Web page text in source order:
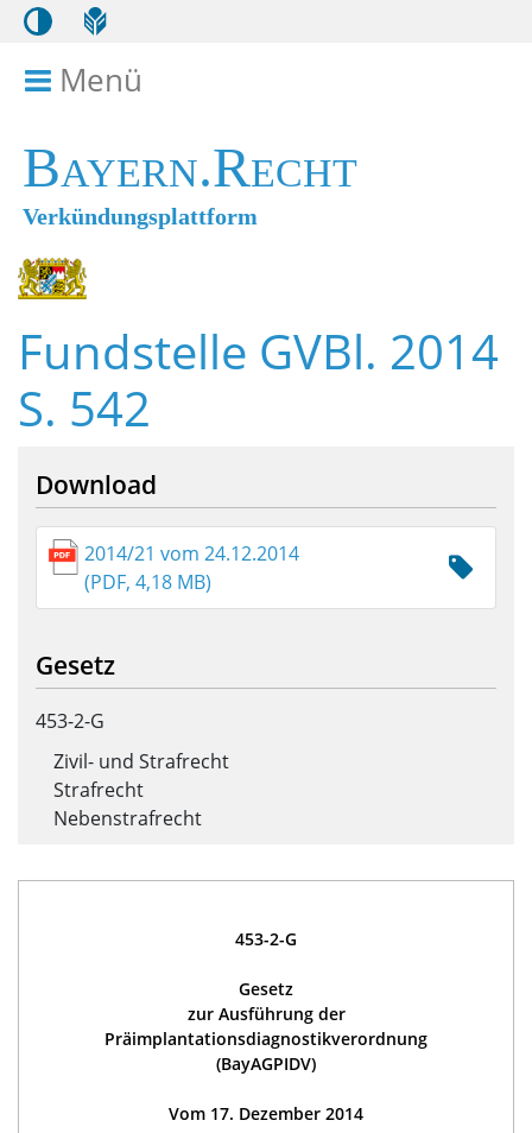
Menü
Bayern.Recht
Verkündungsplattform
Fundstelle GVBl. 2014
S. 542
Download
2014/21 vom 24.12.2014
(PDF, 4,18 MB)
Gesetz
453-2-G
Zivil- und Strafrecht
Strafrecht
Nebenstrafrecht
453-2-G
Gesetz
zur Ausführung der
Präimplantationsdiagnostikverordnung
(BayAGPIDV)
Vom 17. Dezember 2014